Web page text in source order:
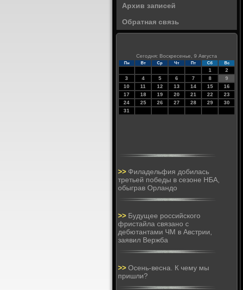
Архив записей
Обратная связь
Сегодня: Воскресенье, 9 Августа
Пн Вт Ср Чт Пт Сб Вс
1
2
3
4 5 6 7 8
9
10
11 12 13 14 15
16
17
18 19 20 21 22
23
24
25 26 27 28 29
30
31
>> Филадельфия добилась
третьей победы в сезоне НБА,
обыграв Орландо
>> Будущее российского
фристайла связано с
дебютантами ЧМ в Австрии,
заявил Вержба
>> Осень-весна. К чему мы
пришли?